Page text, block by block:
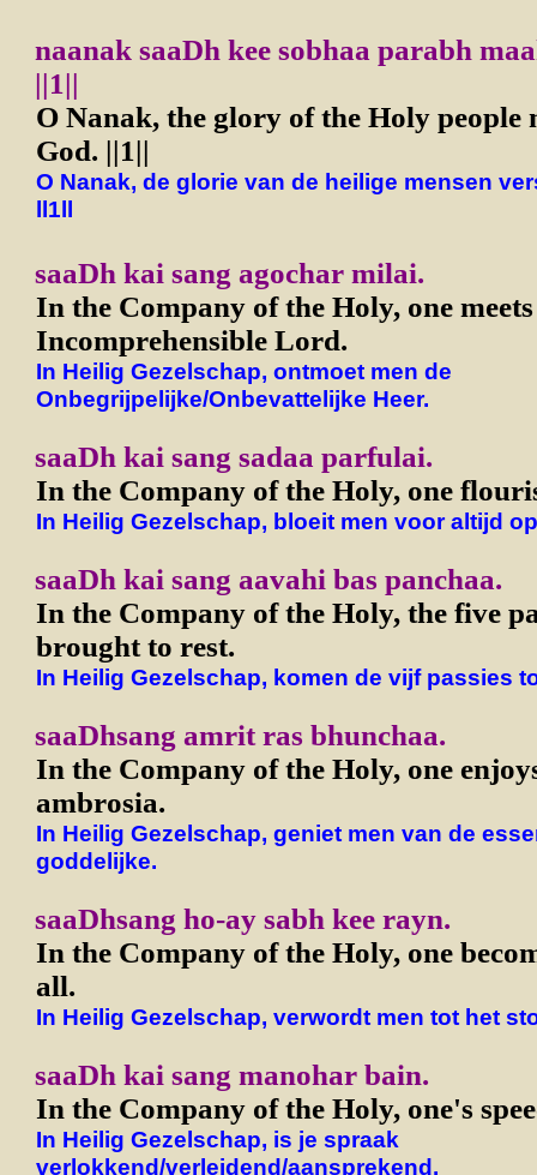
naanak saaDh kee sobhaa parabh
||1||
O Nanak, the glory of the Holy people
God. ||1||
O Nanak, de glorie van de heilige mensen
ll1ll
saaDh kai sang agochar milai.
In the Company of the Holy, one
Incomprehensible Lord.
In Heilig Gezelschap, ontmoet men de
Onbegrijpelijke/Onbevattelijke Heer.
saaDh kai sang sadaa parfulai.
In the Company of the Holy, one
In Heilig Gezelschap, bloeit men voor altijd
saaDh kai sang aavahi bas panchaa.
In the Company of the Holy, the five
brought to rest.
In Heilig Gezelschap, komen de vijf passies
saaDhsang amrit ras bhunchaa.
In the Company of the Holy, one
ambrosia.
In Heilig Gezelschap, geniet men van de
goddelijke.
saaDhsang ho-ay sabh kee rayn.
In the Company of the Holy, one
all.
In Heilig Gezelschap, verwordt men tot het
saaDh kai sang manohar bain.
In the Company of the Holy, one's
In Heilig Gezelschap, is je spraak
verlokkend/verleidend/aansprekend.